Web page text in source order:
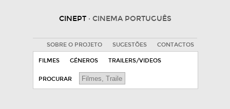
CINEPT · CINEMA PORTUGUÊS
SOBRE O PROJETO SUGESTÕES CONTACTOS
FILMES GÉNEROS TRAILERS/VIDEOS
PROCURAR